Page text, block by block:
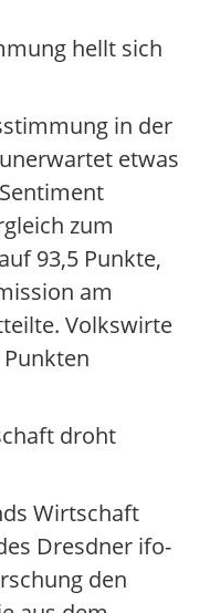
hellt sich
in der
etwas
zum
93,5 Punkte,
am
Volkswirte
droht
Wirtschaft
Dresdner ifo-
den